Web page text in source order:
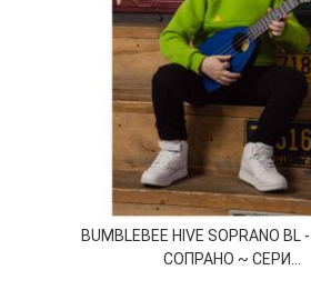
BUMBLEBEE HIVE SOPRANO
СОПРАНО ~ СЕРИ...